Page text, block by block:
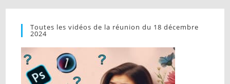
Toutes les vidéos de la réunion du 18 décembre
2024